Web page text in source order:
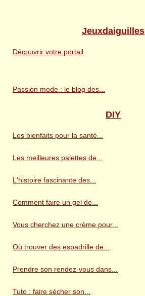
Jeuxdaiguilles
Découvrir votre portail
Passion mode : le blog des...
DIY
Les bienfaits pour la santé...
Les meilleures palettes de...
L'histoire fascinante des...
Comment faire un gel de...
Vous cherchez une crème pour...
Où trouver des espadrille de...
Prendre son rendez-vous dans...
Tuto : faire sécher son...